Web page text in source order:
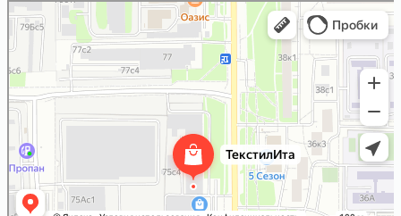
ТекстилИта
Текстильная компания в Москве
Магазин постельных принадлежностей в Москве